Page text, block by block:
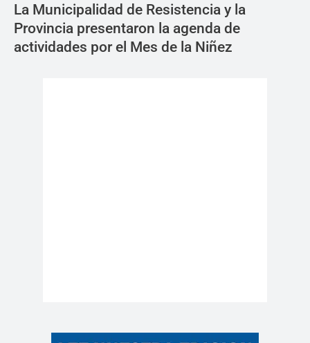
La Municipalidad de Resistencia y la
Provincia presentaron la agenda de
actividades por el Mes de la Niñez